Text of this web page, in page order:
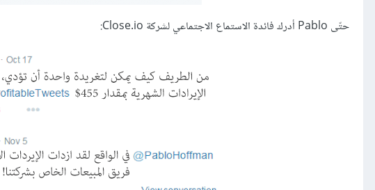
حتّى Pablo أدرك فائدة الاستماع الاجتماعي لشركة Close.io: